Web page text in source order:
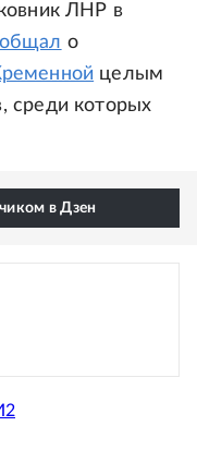
ЛНР в
о
целым
среди которых
в Дзен